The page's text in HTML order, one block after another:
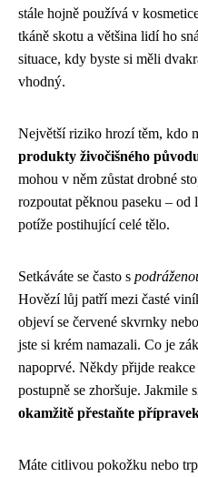
stále hojně používá v
tkáně skotu a většina lidí ho
situace, kdy byste si měli
vhodný.
Největší riziko hrozí těm, kdo
produkty živočišného
mohou v něm zůstat drobné
rozpoutat pěknou paseku – od
potíže postihující celé tělo.
Setkáváte se často s
Hovězí lůj patří mezi časté
objeví se červené skvrnky
jste si krém namazali. Co je
napoprvé. Někdy přijde
postupně se zhoršuje. Jakmile
okamžitě přestaňte
Máte citlivou pokožku nebo